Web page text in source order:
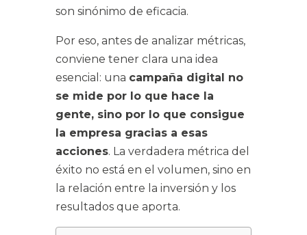
son sinónimo de eficacia.
Por eso, antes de analizar métricas,
conviene tener clara una idea
esencial: una campaña digital no
se mide por lo que hace la
gente, sino por lo que consigue
la empresa gracias a esas
acciones. La verdadera métrica del
éxito no está en el volumen, sino en
la relación entre la inversión y los
resultados que aporta.